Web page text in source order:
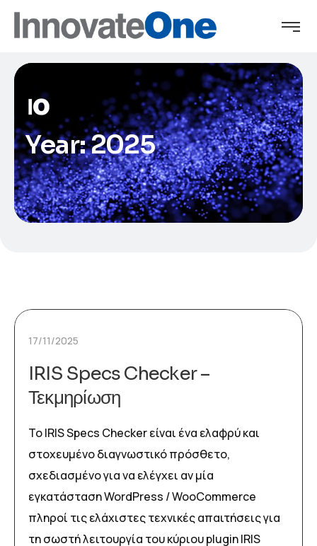
Year:2025
17/11/2025
IRIS Specs Checker –
Τεκμηρίωση
Το IRIS Specs Checker είναι ένα ελαφρύ και
στοχευμένο διαγνωστικό πρόσθετο,
σχεδιασμένο για να ελέγχει αν μία
εγκατάσταση WordPress / WooCommerce
πληροί τις ελάχιστες τεχνικές απαιτήσεις για
τη σωστή λειτουργία του κύριου plugin IRIS